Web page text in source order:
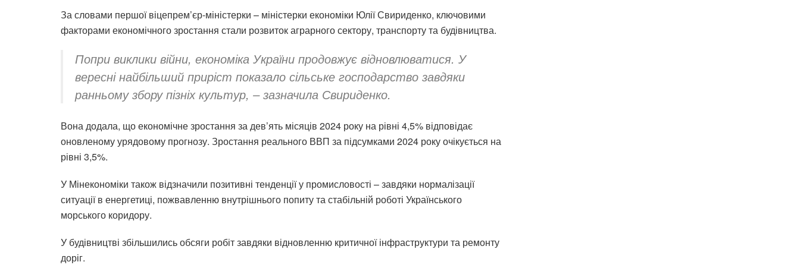
За словами першої віцепрем’єр-міністерки – міністерки економіки Юлії Свириденко, ключовими
факторами економічного зростання стали розвиток аграрного сектору, транспорту та будівництва.
Попри виклики війни, економіка України продовжує відновлюватися. У
вересні найбільший приріст показало сільське господарство завдяки
ранньому збору пізніх культур, – зазначила Свириденко.
Вона додала, що економічне зростання за дев’ять місяців 2024 року на рівні 4,5% відповідає
оновленому урядовому прогнозу. Зростання реального ВВП за підсумками 2024 року очікується на
рівні 3,5%.
У Мінекономіки також відзначили позитивні тенденції у промисловості – завдяки нормалізації
ситуації в енергетиці, пожвавленню внутрішнього попиту та стабільній роботі Українського
морського коридору.
У будівництві збільшились обсяги робіт завдяки відновленню критичної інфраструктури та ремонту
доріг.